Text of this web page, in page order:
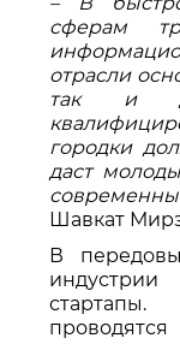
сферам
отрасли
так и
городки
даст
Шавкат
В